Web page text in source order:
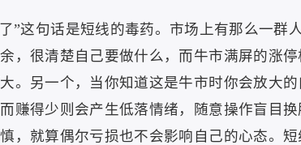
”这句话是短线的毒药。市场上有那么一群
，很清楚自己要做什么，而牛市满屏的涨
。另一个，当你知道这是牛市时你会放大
赚得少则会产生低落情绪，随意操作盲目
，就算偶尔亏损也不会影响自己的心态。